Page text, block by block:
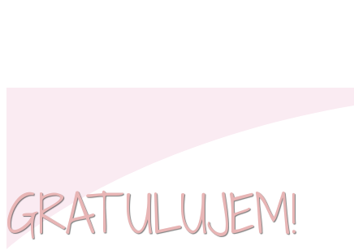
GRATULUJEM!